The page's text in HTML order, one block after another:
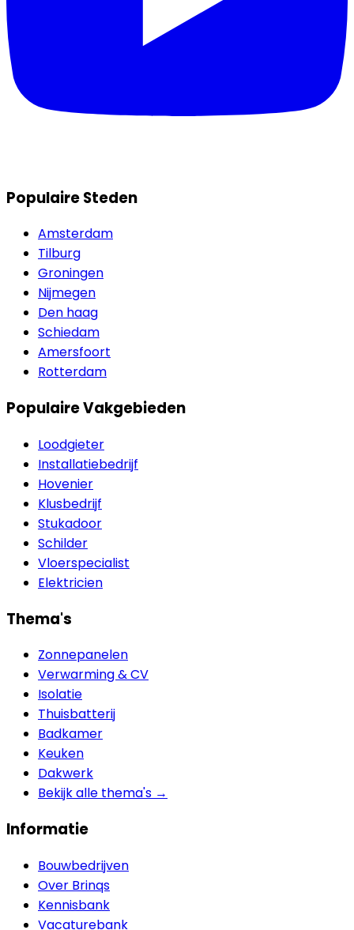
Populaire Steden
Amsterdam
Tilburg
Groningen
Nijmegen
Den haag
Schiedam
Amersfoort
Rotterdam
Populaire Vakgebieden
Loodgieter
Installatiebedrijf
Hovenier
Klusbedrijf
Stukadoor
Schilder
Vloerspecialist
Elektricien
Thema's
Zonnepanelen
Verwarming & CV
Isolatie
Thuisbatterij
Badkamer
Keuken
Dakwerk
Bekijk alle thema's →
Informatie
Bouwbedrijven
Over Brinqs
Kennisbank
Vacaturebank